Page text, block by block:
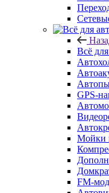
Всё
GPS-
Мойки
FM-